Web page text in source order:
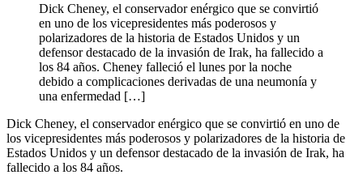
Dick Cheney, el conservador enérgico que se convirtió
en uno de los vicepresidentes más poderosos y
polarizadores de la historia de Estados Unidos y un
defensor destacado de la invasión de Irak, ha fallecido a
los 84 años. Cheney falleció el lunes por la noche
debido a complicaciones derivadas de una neumonía y
una enfermedad […]
Dick Cheney, el conservador enérgico que se convirtió en uno de
los vicepresidentes más poderosos y polarizadores de la historia de
Estados Unidos y un defensor destacado de la invasión de Irak, ha
fallecido a los 84 años.